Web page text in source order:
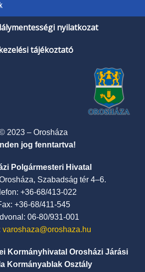
nyilatkozat
tájékoztató
2023 – Orosháza
jog fenntartva!
Polgármesteri Hivatal
Szabadság tér 4–6.
+36-68/413-022
+36-68/411-545
06-80/931-001
varoshaza@oroshaza.hu
Kormányhivatal Orosházi Járási
Kormányablak Osztály